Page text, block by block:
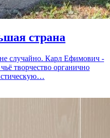
страна
случайно. Карл Ефимович -
творчество органично